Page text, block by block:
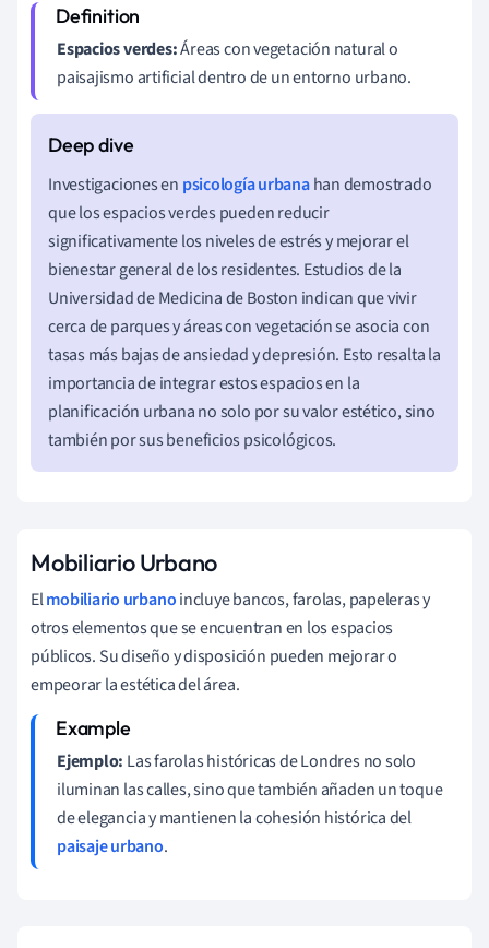
Espacios verdes:Áreas con vegetación natural o
paisajismo artificial dentro de un entorno urbano.
Investigaciones en psicología urbanahan demostrado
que los espacios verdes pueden reducir
significativamente los niveles de estrés y mejorar el
bienestar general de los residentes. Estudios de la
Universidad de Medicina de Boston indican que vivir
cerca de parques y áreas con vegetación se asocia con
tasas más bajas de ansiedad y depresión. Esto resalta la
importancia de integrar estos espacios en la
planificación urbana no solo por su valor estético, sino
también por sus beneficios psicológicos.
Mobiliario Urbano
Elmobiliario urbanoincluye bancos, farolas, papeleras y
otros elementos que se encuentran en los espacios
públicos. Su diseño y disposición pueden mejorar o
empeorar la estética del área.
Ejemplo: Las farolas históricas de Londres no solo
iluminan las calles, sino que también añaden un toque
de elegancia y mantienen la cohesión histórica del
paisaje urbano.